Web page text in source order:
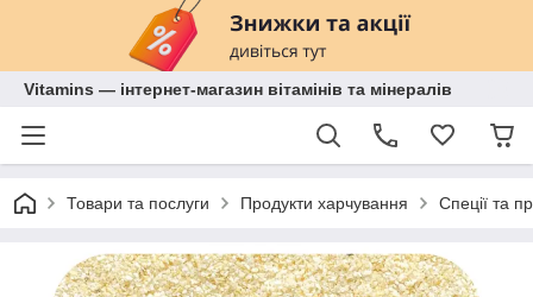
Vitamins — інтернет-магазин вітамінів та мінералів
Товари та послуги Продукти харчування Спеції та